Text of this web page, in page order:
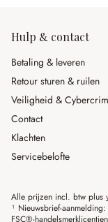
Hulp & contact
Betaling & leveren
Retour sturen & ruilen
Veiligheid &
Contact
Klachten
Servicebelofte
Alle prijzen incl. btw plus
¹ Nieuwsbrief-
FSC®-